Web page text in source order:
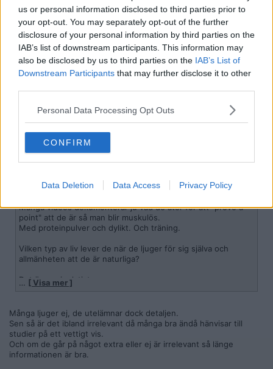
us or personal information disclosed to third parties prior to
your opt-out. You may separately opt-out of the further
disclosure of your personal information by third parties on the
IAB’s list of downstream participants. This information may
also be disclosed by us to third parties on the IAB’s List of
Downstream Participants that may further disclose it to other
Personal Data Processing Opt Outs
CONFIRM
Data Deletion Data Access Privacy Policy
2026-03-11, 09:36
pmatt
Reg: Jun 2015
Inlägg: 4 261
Ursprungligen postat avbuffalo3tys
Men de visar ju med sin kropp att de använder steroider.
Någon måste våga påpeka att kejsaren är naken.
Alla ser ju att de går på steroider.
Jag förstår dock inte hur man kan göra en business av det
Många videos dokumenterar ju vad de äter för att "prove a
point" att de är så man blir muskulös.
Med proteinpulver och dylikt. Och träning.
Vilken typ av liv lever de när de ljuger för sig själva och
allmänheten att de är naturliga?
Det är manipulativt.
… [ Visa mer ]
Många ljuger ej, de utelämnar dock detaljen.
Sen så är det ibland irrelevant då många bra ändå hänvisar till
studier på ett vettigt vis.
Och om de går på något extra eller ej är irrelevant så länge
informationen är bra.